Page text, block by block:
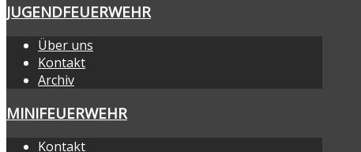
JUGENDFEUERWEHR
Über uns
Kontakt
Archiv
MINIFEUERWEHR
Kontakt